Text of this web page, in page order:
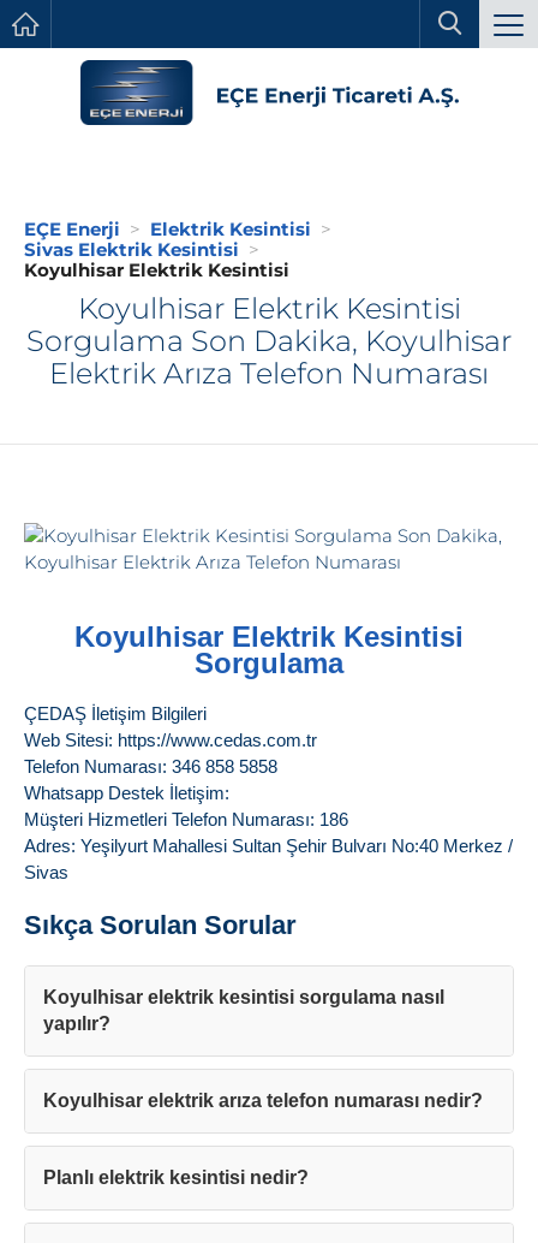
EÇE Enerji
Elektrik Kesintisi
Sivas Elektrik Kesintisi
Koyulhisar Elektrik Kesintisi
Koyulhisar Elektrik Kesintisi
Sorgulama Son Dakika, Koyulhisar
Elektrik Arıza Telefon Numarası
Koyulhisar Elektrik Kesintisi
Sorgulama
ÇEDAŞ İletişim Bilgileri
Web Sitesi: https://www.cedas.com.tr
Telefon Numarası: 346 858 5858
Whatsapp Destek İletişim:
Müşteri Hizmetleri Telefon Numarası: 186
Adres: Yeşilyurt Mahallesi Sultan Şehir Bulvarı No:40 Merkez /
Sivas
Sıkça Sorulan Sorular
Koyulhisar elektrik kesintisi sorgulama nasıl
yapılır?
Koyulhisar elektrik arıza telefon numarası nedir?
Planlı elektrik kesintisi nedir?